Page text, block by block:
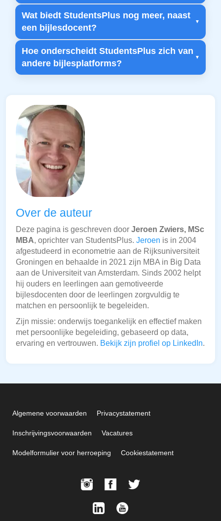
Wat biedt StudentsPlus nog meer, naast
een bijlesdocent?
Hoe onderscheidt StudentsPlus zich van
andere bijlesplatforms?
Over de auteur
Deze pagina is geschreven door Jeroen Zwiers, MSc
MBA, oprichter van StudentsPlus. Jeroen is in 2004
afgestudeerd in econometrie aan de Rijksuniversiteit
Groningen en behaalde in 2021 zijn MBA in Big Data
aan de Universiteit van Amsterdam. Sinds 2002 helpt
hij ouders en leerlingen aan gemotiveerde
bijlesdocenten door de leerlingen zorgvuldig te
matchen en persoonlijk te begeleiden.
Zijn missie: onderwijs toegankelijk en effectief maken
met persoonlijke begeleiding, gebaseerd op data,
ervaring en vertrouwen. Bekijk zijn profiel op LinkedIn.
Algemene voorwaarden Privacystatement
Inschrijvingsvoorwaarden Vacatures
Modelformulier voor herroeping Cookiestatement